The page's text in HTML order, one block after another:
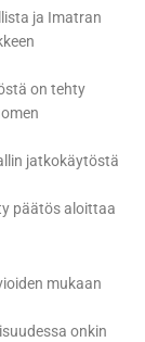
ja Imatran
on tehty
jatkokäytöstä
päätös aloittaa
mukaan
onkin